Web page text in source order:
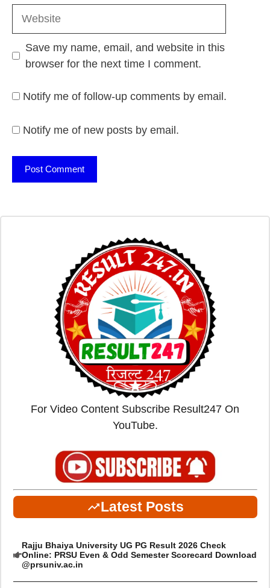
Save my name, email, and website in this
browser for the next time I comment.
Notify me of follow-up comments by email.
Notify me of new posts by email.
For Video Content Subscribe Result247 On
YouTube.
Latest Posts
Rajju Bhaiya University UG PG Result 2026 Check
Online: PRSU Even & Odd Semester Scorecard Download
@prsuniv.ac.in